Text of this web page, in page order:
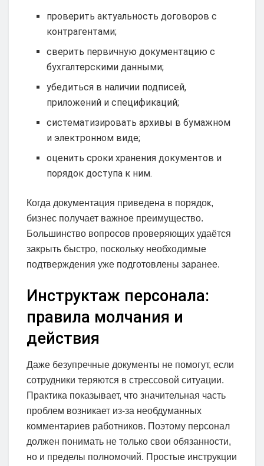
проверить актуальность договоров с
контрагентами;
сверить первичную документацию с
бухгалтерскими данными;
убедиться в наличии подписей,
приложений и спецификаций;
систематизировать архивы в бумажном
и электронном виде;
оценить сроки хранения документов и
порядок доступа к ним.
Когда документация приведена в порядок,
бизнес получает важное преимущество.
Большинство вопросов проверяющих удаётся
закрыть быстро, поскольку необходимые
подтверждения уже подготовлены заранее.
Инструктаж персонала:
правила молчания и
действия
Даже безупречные документы не помогут, если
сотрудники теряются в стрессовой ситуации.
Практика показывает, что значительная часть
проблем возникает из-за необдуманных
комментариев работников. Поэтому персонал
должен понимать не только свои обязанности,
но и пределы полномочий. Простые инструкции